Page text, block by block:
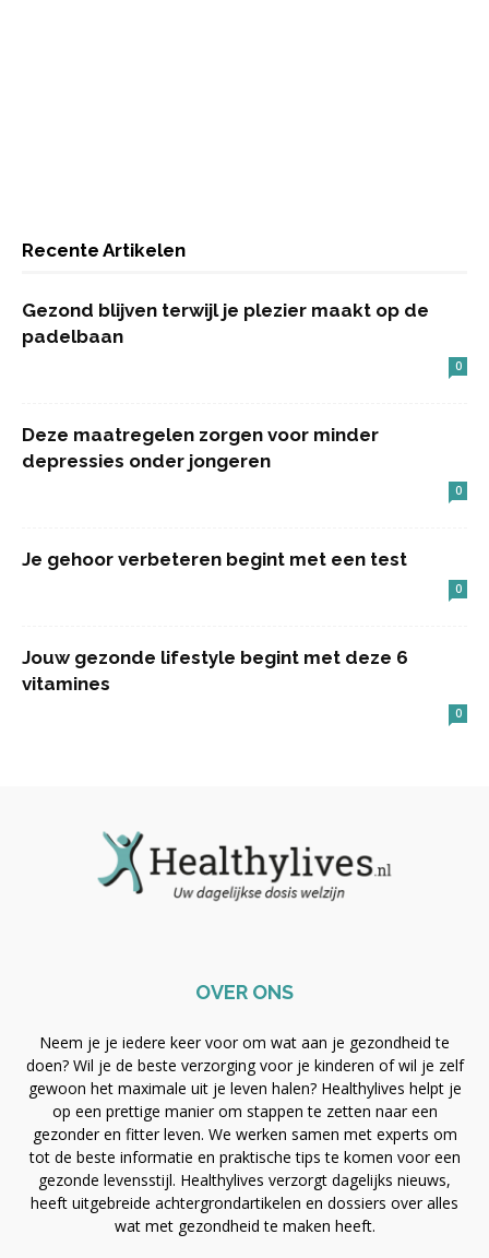
Recente Artikelen
Gezond blijven terwijl je plezier maakt op de
padelbaan
0
Deze maatregelen zorgen voor minder
depressies onder jongeren
0
Je gehoor verbeteren begint met een test
0
Jouw gezonde lifestyle begint met deze 6
vitamines
0
OVER ONS
Neem je je iedere keer voor om wat aan je gezondheid te
doen? Wil je de beste verzorging voor je kinderen of wil je zelf
gewoon het maximale uit je leven halen? Healthylives helpt je
op een prettige manier om stappen te zetten naar een
gezonder en fitter leven. We werken samen met experts om
tot de beste informatie en praktische tips te komen voor een
gezonde levensstijl. Healthylives verzorgt dagelijks nieuws,
heeft uitgebreide achtergrondartikelen en dossiers over alles
wat met gezondheid te maken heeft.